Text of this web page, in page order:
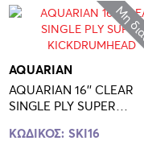
Μη
AQUARIAN
AQUARIAN 16'' CLEAR
SINGLE PLY SUPER
ΚΩΔΙΚΟΣ: SKI16